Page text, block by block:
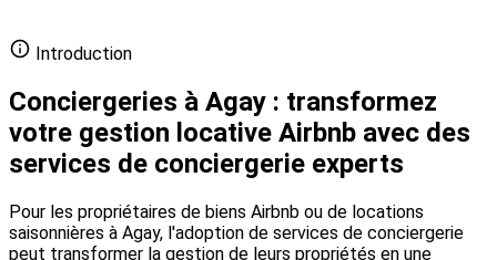
Introduction
Conciergeries à Agay : transformez
votre gestion locative Airbnb avec des
services de conciergerie experts
Pour les propriétaires de biens Airbnb ou de locations
saisonnières à Agay, l'adoption de services de conciergerie
peut transformer la gestion de leurs propriétés en une